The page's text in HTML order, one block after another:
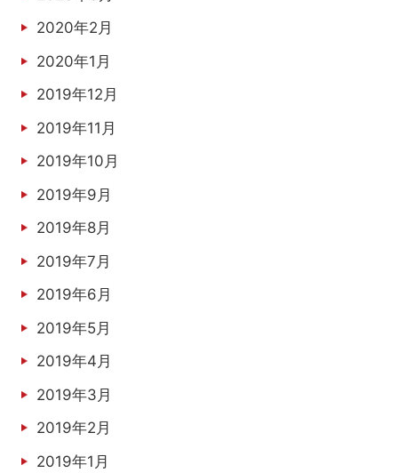
2020年2月
2020年1月
2019年12月
2019年11月
2019年10月
2019年9月
2019年8月
2019年7月
2019年6月
2019年5月
2019年4月
2019年3月
2019年2月
2019年1月